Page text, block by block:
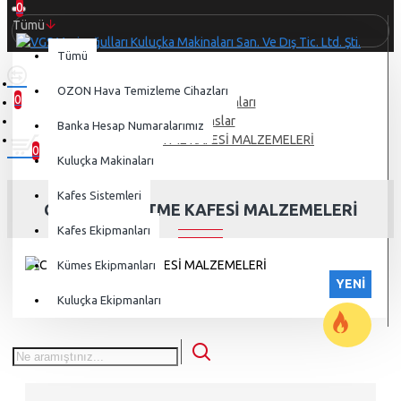
0
0
0 ürün - 0,00 TL
0
Tümü
Tümü
OZON Hava Temizleme Cihazları
Banka Hesap Numaralarımız
Kuluçka Makinaları
Kafes Sistemleri
Kafes Ekipmanları
Kümes Ekipmanları
Kuluçka Ekipmanları
Kuluçka Ekipmanları
Rezistanslar
CİVCİV BÜYÜTME KAFESİ MALZEMELERİ
CİVCİV BÜYÜTME KAFESİ MALZEMELERİ
YENI